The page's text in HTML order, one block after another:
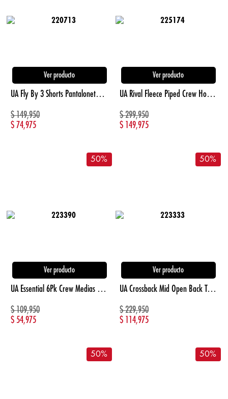
Ver producto
UA Fly By 3 Shorts Pantaloneta rosado de mujer para correr
$149,950
$74,975
Ver producto
UA Rival Fleece Piped Crew Hoodie azul de mujer lifestyle
$299,950
$ 149,975
50%
Ver producto
UA Essential 6Pk Crew Medias blanco unisex lifestyle
$109,950
$ 54,975
50%
Ver producto
UA Crossback Mid Open Back Top negro de mujer para entrenamiento
$229,950
$ 114,975
50% 50%